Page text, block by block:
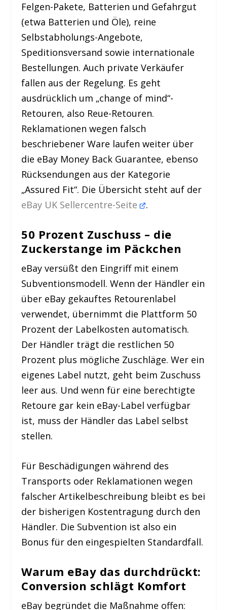
Felgen-Pakete, Batterien und Gefahrgut
(etwa Batterien und Öle), reine
Selbstabholungs-Angebote,
Speditionsversand sowie internationale
Bestellungen. Auch private Verkäufer
fallen aus der Regelung. Es geht
ausdrücklich um „change of mind“-
Retouren, also Reue-Retouren.
Reklamationen wegen falsch
beschriebener Ware laufen weiter über
die eBay Money Back Guarantee, ebenso
Rücksendungen aus der Kategorie
„Assured Fit“. Die Übersicht steht auf der
eBay UK Sellercentre-Seite .
50 Prozent Zuschuss – die
Zuckerstange im Päckchen
eBay versüßt den Eingriff mit einem
Subventionsmodell. Wenn der Händler ein
über eBay gekauftes Retourenlabel
verwendet, übernimmt die Plattform 50
Prozent der Labelkosten automatisch.
Der Händler trägt die restlichen 50
Prozent plus mögliche Zuschläge. Wer ein
eigenes Label nutzt, geht beim Zuschuss
leer aus. Und wenn für eine berechtigte
Retoure gar kein eBay-Label verfügbar
ist, muss der Händler das Label selbst
stellen.
Für Beschädigungen während des
Transports oder Reklamationen wegen
falscher Artikelbeschreibung bleibt es bei
der bisherigen Kostentragung durch den
Händler. Die Subvention ist also ein
Bonus für den eingespielten Standardfall.
Warum eBay das durchdrückt:
Conversion schlägt Komfort
eBay begründet die Maßnahme offen: